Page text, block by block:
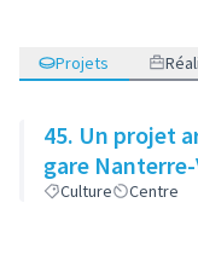
Projets
45. Un projet
gare
Culture Centre